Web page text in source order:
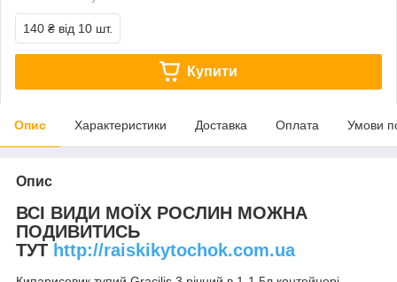
140 ₴ від 10 шт.
Купити
Опис Характеристики Доставка Оплата Умови
Опис
ВСІ ВИДИ МОЇХ РОСЛИН МОЖНА
ПОДИВИТИСЬ
ТУТ http://raiskikytochok.com.ua